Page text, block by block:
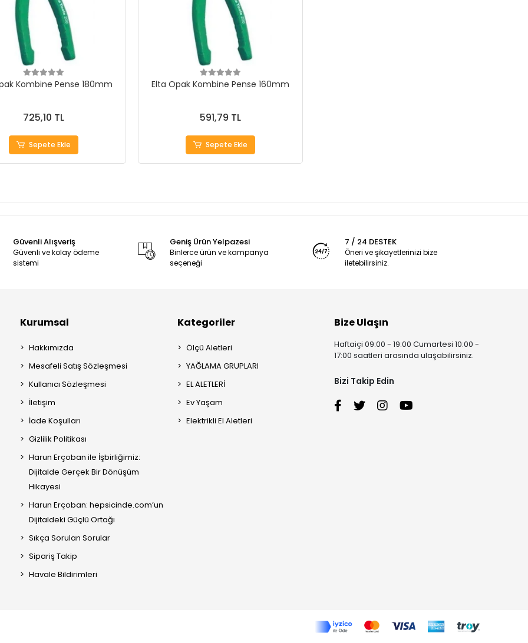
Kombine Pense 180mm
725,10 TL
Sepete Ekle
Elta Opak Kombine Pense 160mm
591,79 TL
Sepete Ekle
Güvenli Alışveriş
Güvenli ve kolay ödeme
sistemi
Geniş Ürün Yelpazesi
Binlerce ürün ve kampanya
seçeneği
7 / 24 DESTEK
Öneri ve şikayetlerinizi bize
iletebilirsiniz.
Kurumsal
Hakkımızda
Mesafeli Satış Sözleşmesi
Kullanıcı Sözleşmesi
İletişim
İade Koşulları
Gizlilik Politikası
Harun Erçoban ile İşbirliğimiz:
Dijitalde Gerçek Bir Dönüşüm
Hikayesi
Harun Erçoban: hepsicinde.com’un
Dijitaldeki Güçlü Ortağı
Sıkça Sorulan Sorular
Sipariş Takip
Havale Bildirimleri
Kategoriler
Ölçü Aletleri
YAĞLAMA GRUPLARI
EL ALETLERİ
Ev Yaşam
Elektrikli El Aletleri
Bize Ulaşın
Haftaiçi 09:00 - 19:00 Cumartesi 10:00 -
17:00 saatleri arasında ulaşabilirsiniz.
Bizi Takip Edin